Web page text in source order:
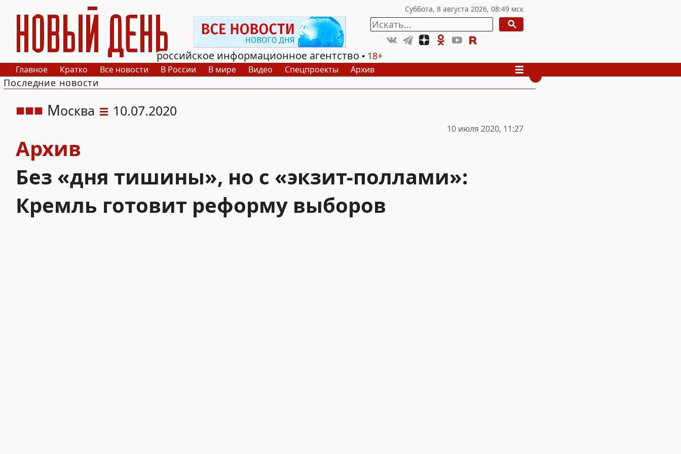
РИА Новый День
российское информационное агентство
18+
Главное Кратко Все новости В России В мире Видео Спецпроекты Архив
Последние новости
Москва 10.07.2020
10 июля 2020, 11:27
Архив
Без «дня тишины», но с «экзит-поллами»:
Кремль готовит реформу выборов